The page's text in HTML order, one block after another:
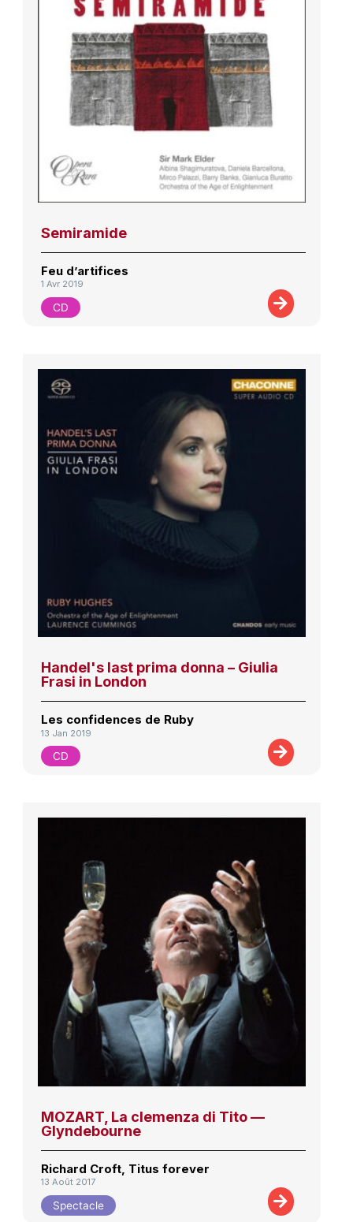
Semiramide
Feu d’artifices
1 Avr 2019
CD
Handel's last prima donna – Giulia
Frasi in London
Les confidences de Ruby
13 Jan 2019
CD
MOZART, La clemenza di Tito —
Glyndebourne
Richard Croft, Titus forever
13 Août 2017
Spectacle